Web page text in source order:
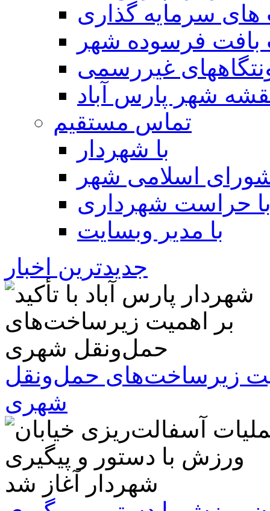
سرمایه گذاری
بافت فرسوده شهر
غیررسمی
شهر پارس آباد
تماس مستقیم
با شهردار
اسلامی شهر
حراست شهرداری
با مدیر وبسایت
جدیدترین اخبار
زیرساخت‌های حمل‌ونقل
شهری